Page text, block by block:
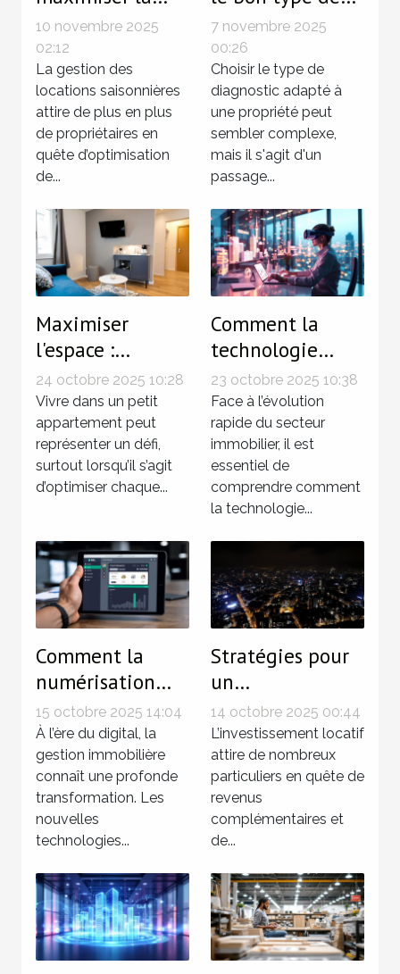
rentabilité des
locations
saisonnières
10 novembre 2025
02:12
La gestion des
locations saisonnières
attire de plus en plus
de propriétaires en
quête d’optimisation
de...
diagnostic pour
votre propriété?
7 novembre 2025
00:26
Choisir le type de
diagnostic adapté à
une propriété peut
sembler complexe,
mais il s'agit d'un
passage...
Maximiser
l'espace :
techniques
innovantes pour
petits
appartements
24 octobre 2025 10:28
Vivre dans un petit
appartement peut
représenter un défi,
surtout lorsqu’il s’agit
d’optimiser chaque...
Comment la
technologie
influence-t-elle
les tendances du
marché
immobilier ?
23 octobre 2025 10:38
Face à l’évolution
rapide du secteur
immobilier, il est
essentiel de
comprendre comment
la technologie...
Comment la
numérisation
simplifie-t-elle
la gestion
immobilière ?
15 octobre 2025 14:04
À l’ère du digital, la
gestion immobilière
connaît une profonde
transformation. Les
nouvelles
technologies...
Stratégies pour
un
investissement
locatif sans
tracas
14 octobre 2025 00:44
L’investissement locatif
attire de nombreux
particuliers en quête de
revenus
complémentaires et
de...